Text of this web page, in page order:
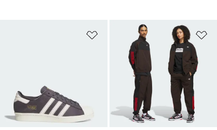
Ajouter à la Liste de produits